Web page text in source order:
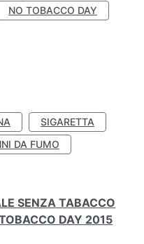
NO TOBACCO DAY
SIGARETTA
DA FUMO
SENZA TABACCO
DAY 2015